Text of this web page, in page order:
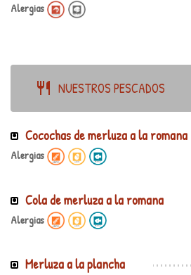
Alergias
NUESTROS PESCADOS
Cocochas de merluza a la romana
Alergias
Cola de merluza a la romana
Alergias
Merluza a la plancha